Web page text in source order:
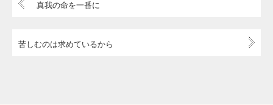
真我の命を一番に
苦しむのは求めているから